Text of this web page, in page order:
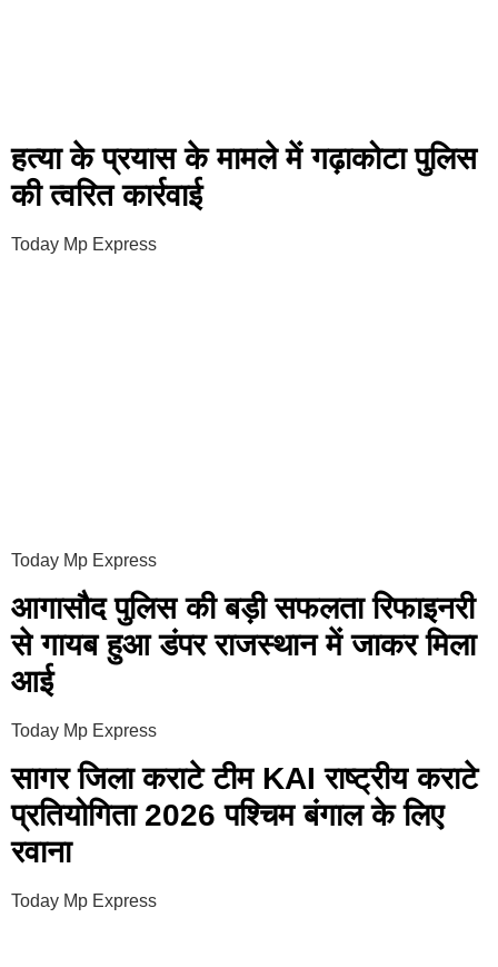
हत्या के प्रयास के मामले में गढ़ाकोटा पुलिस
की त्वरित कार्रवाई
Today Mp Express
Today Mp Express
आगासौद पुलिस की बड़ी सफलता रिफाइनरी
से गायब हुआ डंपर राजस्थान में जाकर मिला
आई
Today Mp Express
सागर जिला कराटे टीम KAI राष्ट्रीय कराटे
प्रतियोगिता 2026 पश्चिम बंगाल के लिए
रवाना
Today Mp Express